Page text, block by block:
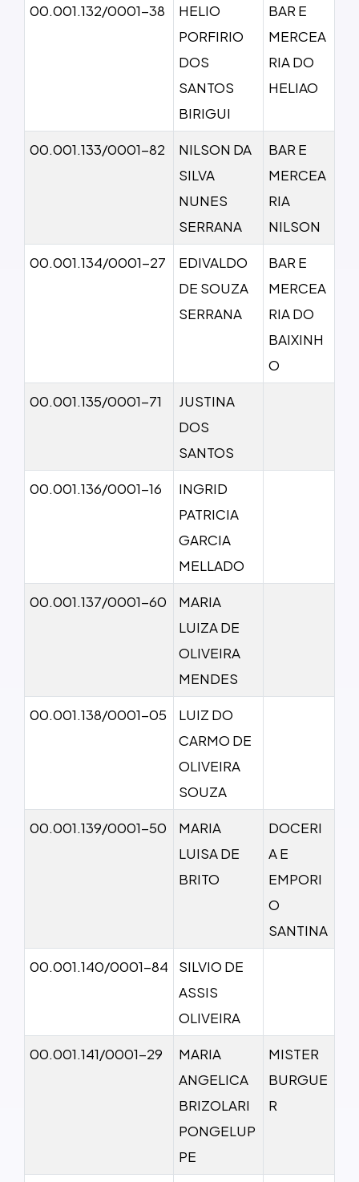
00.001.132/0001-38
HELIO
PORFIRIO
DOS
SANTOS
BIRIGUI
BAR E
MERCEA
RIA DO
HELIAO
00.001.133/0001-82
NILSON DA
SILVA
NUNES
SERRANA
BAR E
MERCEA
RIA
NILSON
00.001.134/0001-27
EDIVALDO
DE SOUZA
SERRANA
BAR E
MERCEA
RIA DO
BAIXINH
O
00.001.135/0001-71
JUSTINA
DOS
SANTOS
00.001.136/0001-16
INGRID
PATRICIA
GARCIA
MELLADO
00.001.137/0001-60
MARIA
LUIZA DE
OLIVEIRA
MENDES
00.001.138/0001-05
LUIZ DO
CARMO DE
OLIVEIRA
SOUZA
00.001.139/0001-50
MARIA
LUISA DE
BRITO
DOCERI
A E
EMPORI
O
SANTINA
00.001.140/0001-84
SILVIO DE
ASSIS
OLIVEIRA
00.001.141/0001-29
MARIA
ANGELICA
BRIZOLARI
PONGELUP
PE
MISTER
BURGUE
R